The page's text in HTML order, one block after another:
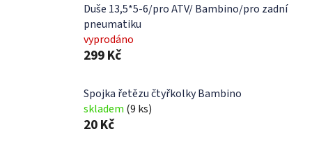
Duše 13,5*5-6/pro ATV/ Bambino/pro zadní
pneumatiku
vyprodáno
299 Kč
Spojka řetězu čtyřkolky Bambino
skladem (9 ks)
20 Kč